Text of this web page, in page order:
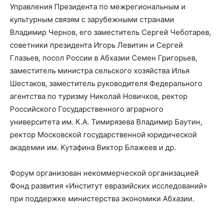
Управления Президента по межрегиональным и
культурным связям с зарубежными странами
Владимир Чернов, его заместитель Сергей Чеботарев,
советники президента Игорь Левитин и Сергей
Глазьев, посол России в Абхазии Семен Григорьев,
заместитель министра сельского хозяйства Илья
Шестаков, заместитель руководителя Федерального
агентства по туризму Николай Новичков, ректор
Российского Государственного аграрного
университета им. К.А. Тимирязева Владимир Баутин,
ректор Московской государственной юридической
академии им. Кутафина Виктор Блажеев и др.
Форум организован некоммерческой организацией
Фонд развития «Институт евразийских исследований»
при поддержке министерства экономики Абхазии.